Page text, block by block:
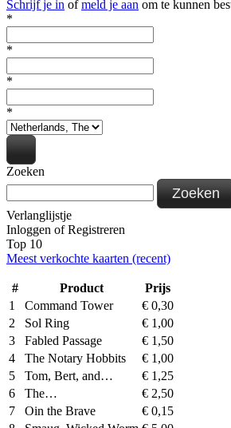
Schrijf je in ofmeld je aan om te kunnen
*
*
*
*
Zoeken
Zoeken
Verlanglijstje
Inloggen ofRegistreren
Top 10
Meest verkochte kaarten (recent)
# Product
Prijs
1
Command Tower € 0,30
2
Sol Ring € 1,00
3
Fabled Passage € 1,50
4
The Notary Hobbits € 1,00
5
Tom, Bert, and… € 1,25
6
The… € 2,50
7
Oin the Brave € 0,15